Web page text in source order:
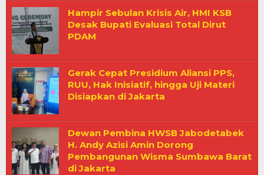
Hampir Sebulan Krisis Air, HMI KSB
Desak Bupati Evaluasi Total Dirut
PDAM
Gerak Cepat Presidium Aliansi PPS,
RUU, Hak Inisiatif, hingga Uji Materi
Disiapkan di Jakarta
Dewan Pembina HWSB Jabodetabek
H. Andy Azisi Amin Dorong
Pembangunan Wisma Sumbawa Barat
di Jakarta